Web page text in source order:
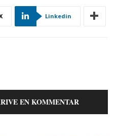
Linkedin
EN KOMMENTAR